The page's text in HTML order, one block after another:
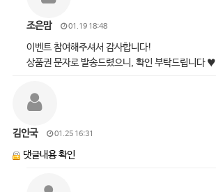
조은맘 01.19 18:48
이벤트 참여해주셔서 감사합니다!
상품권 문자로 발송드렸으니, 확인 부탁드립니다 ♥
김인국 01.25 16:31
댓글내용 확인